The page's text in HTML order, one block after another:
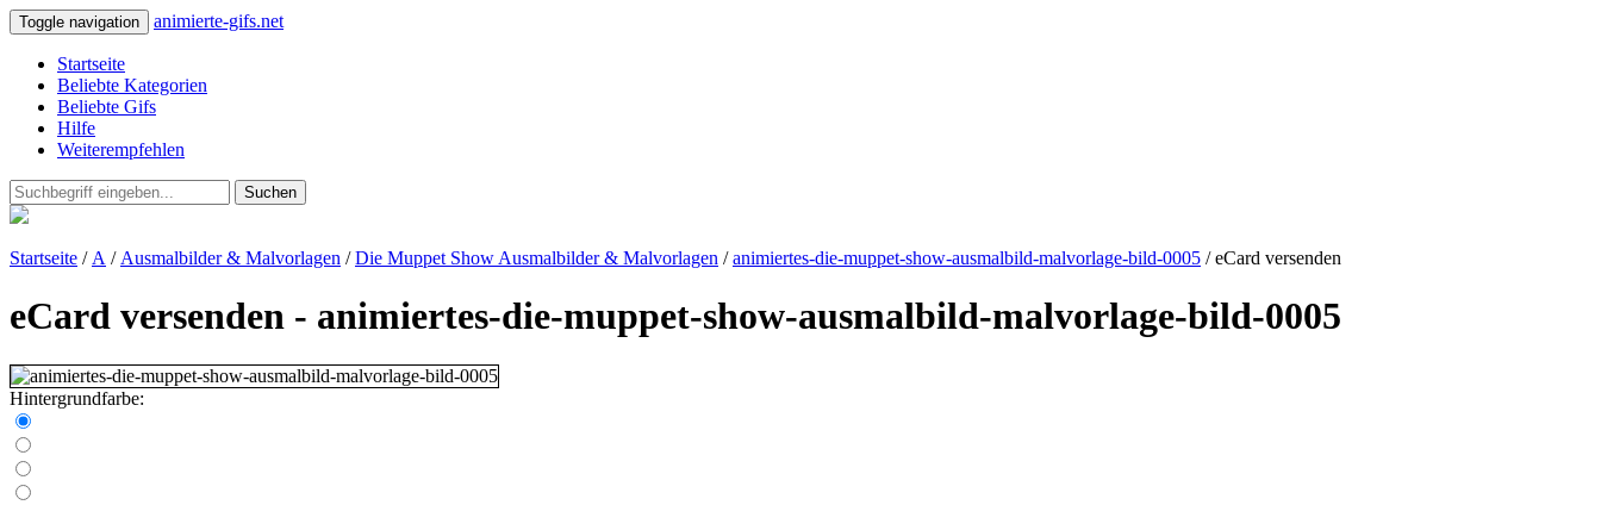
Toggle navigation animierte-gifs.net
Startseite
Beliebte Kategorien
Beliebte Gifs
Hilfe
Weiterempfehlen
Suchen
Startseite / A / Ausmalbilder & Malvorlagen /Die Muppet Show Ausmalbilder & Malvorlagen /animiertes-die-muppet-show-ausmalbild-malvorlage-bild-0005 / eCard versenden
eCard versenden - animiertes-die-muppet-show-ausmalbild-malvorlage-bild-0005
Hintergrundfarbe: